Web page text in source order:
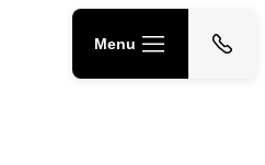
Menu